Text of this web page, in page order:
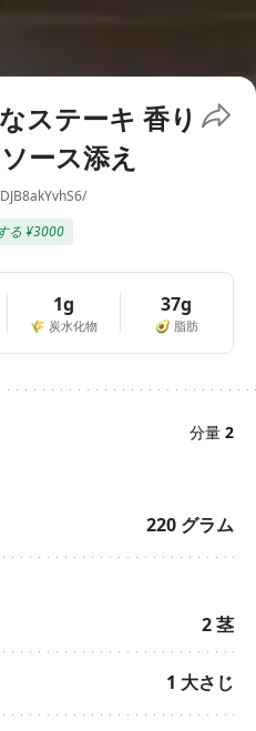
ステーキ 香り
ース添え
る ¥3000
1g
🌾 炭水化物
37g
🥑 脂肪
分量 2
220 グラム
2茎
1 大さじ